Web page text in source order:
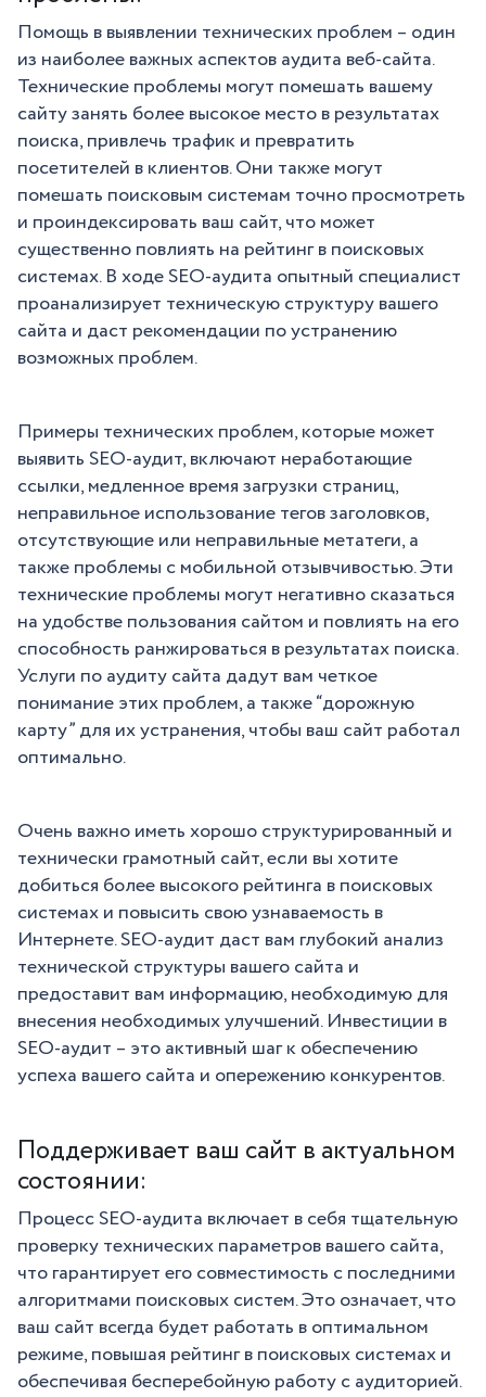
Помощь в выявлении технических проблем – один
из наиболее важных аспектов аудита веб-сайта.
Технические проблемы могут помешать вашему
сайту занять более высокое место в результатах
поиска, привлечь трафик и превратить
посетителей в клиентов. Они также могут
помешать поисковым системам точно просмотреть
и проиндексировать ваш сайт, что может
существенно повлиять на рейтинг в поисковых
системах. В ходе SEO-аудита опытный специалист
проанализирует техническую структуру вашего
сайта и даст рекомендации по устранению
возможных проблем.
Примеры технических проблем, которые может
выявить SEO-аудит, включают неработающие
ссылки, медленное время загрузки страниц,
неправильное использование тегов заголовков,
отсутствующие или неправильные метатеги, а
также проблемы с мобильной отзывчивостью. Эти
технические проблемы могут негативно сказаться
на удобстве пользования сайтом и повлиять на его
способность ранжироваться в результатах поиска.
Услуги по аудиту сайта дадут вам четкое
понимание этих проблем, а также “дорожную
карту” для их устранения, чтобы ваш сайт работал
оптимально.
Очень важно иметь хорошо структурированный и
технически грамотный сайт, если вы хотите
добиться более высокого рейтинга в поисковых
системах и повысить свою узнаваемость в
Интернете. SEO-аудит даст вам глубокий анализ
технической структуры вашего сайта и
предоставит вам информацию, необходимую для
внесения необходимых улучшений. Инвестиции в
SEO-аудит – это активный шаг к обеспечению
успеха вашего сайта и опережению конкурентов.
Поддерживает ваш сайт в актуальном
состоянии:
Процесс SEO-аудита включает в себя тщательную
проверку технических параметров вашего сайта,
что гарантирует его совместимость с последними
алгоритмами поисковых систем. Это означает, что
ваш сайт всегда будет работать в оптимальном
режиме, повышая рейтинг в поисковых системах и
обеспечивая бесперебойную работу с аудиторией.